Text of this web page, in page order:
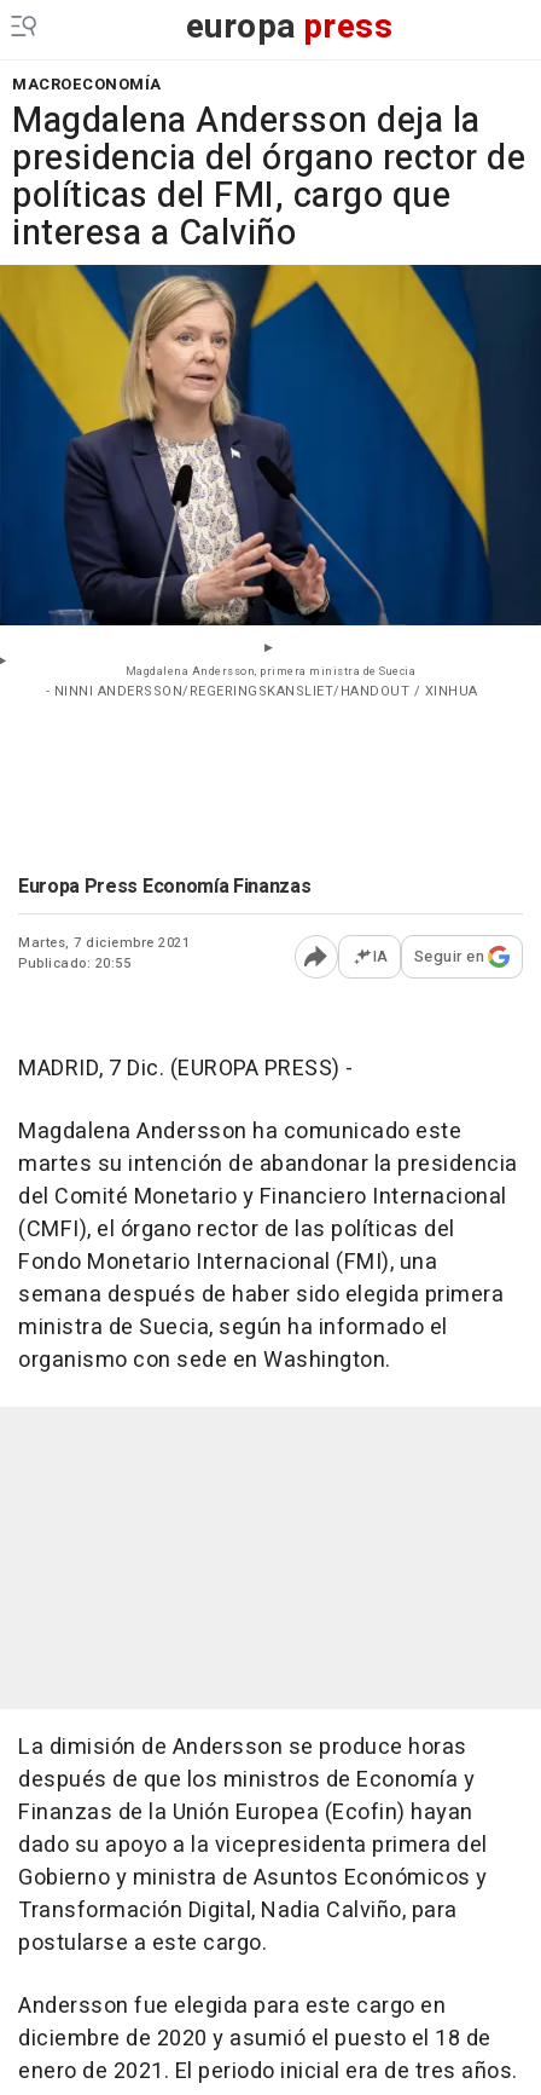
europa press
MACROECONOMÍA
Magdalena Andersson deja la
presidencia del órgano rector de
políticas del FMI, cargo que
interesa a Calviño
Magdalena Andersson, primera ministra de Suecia
- NINNI ANDERSSON/REGERINGSKANSLIET/HANDOUT / XINHUA
Europa Press Economía Finanzas
Martes, 7 diciembre 2021
Publicado: 20:55
Abrir opciones para
IA Seguir en
MADRID, 7 Dic. (EUROPA PRESS) -
Magdalena Andersson ha comunicado este
martes su intención de abandonar la presidencia
del Comité Monetario y Financiero Internacional
(CMFI), el órgano rector de las políticas del
Fondo Monetario Internacional (FMI), una
semana después de haber sido elegida primera
ministra de Suecia, según ha informado el
organismo con sede en Washington.
La dimisión de Andersson se produce horas
después de que los ministros de Economía y
Finanzas de la Unión Europea (Ecofin) hayan
dado su apoyo a la vicepresidenta primera del
Gobierno y ministra de Asuntos Económicos y
Transformación Digital, Nadia Calviño, para
postularse a este cargo.
Andersson fue elegida para este cargo en
diciembre de 2020 y asumió el puesto el 18 de
enero de 2021. El periodo inicial era de tres años.